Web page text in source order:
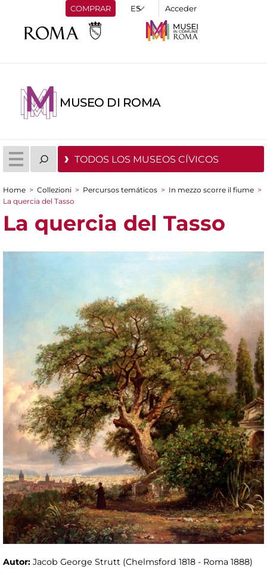
COMPRAR Acceder
MUSEO DI ROMA
TODOS LOS MUSEOS CÍVICOS
You are here
Home > Collezioni > Percursos temáticos > In mezzo scorre il fiume >
La quercia del Tasso
La quercia del Tasso
Autor: Jacob George Strutt (Chelmsford 1818 - Roma 1888)